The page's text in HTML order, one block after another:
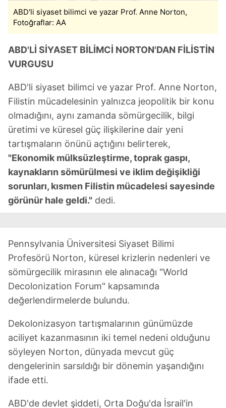
ABD'li siyaset bilimci ve yazar Prof. Anne Norton,
Fotoğraflar: AA
ABD'Lİ SİYASET BİLİMCİ NORTON'DAN FİLİSTİN
VURGUSU
ABD'li siyaset bilimci ve yazar Prof. Anne Norton,
Filistin mücadelesinin yalnızca jeopolitik bir konu
olmadığını, aynı zamanda sömürgecilik, bilgi
üretimi ve küresel güç ilişkilerine dair yeni
tartışmaların önünü açtığını belirterek,
"Ekonomik mülksüzleştirme, toprak gaspı,
kaynakların sömürülmesi ve iklim değişikliği
sorunları, kısmen Filistin mücadelesi sayesinde
görünür hale geldi." dedi.
Pennsylvania Üniversitesi Siyaset Bilimi
Profesörü Norton, küresel krizlerin nedenleri ve
sömürgecilik mirasının ele alınacağı "World
Decolonization Forum" kapsamında
değerlendirmelerde bulundu.
Dekolonizasyon tartışmalarının günümüzde
aciliyet kazanmasının iki temel nedeni olduğunu
söyleyen Norton, dünyada mevcut güç
dengelerinin sarsıldığı bir dönemin yaşandığını
ifade etti.
ABD'de devlet şiddeti, Orta Doğu'da İsrail'in